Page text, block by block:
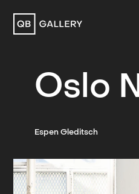
QB Gallery
Oslo
Espen Gleditsch